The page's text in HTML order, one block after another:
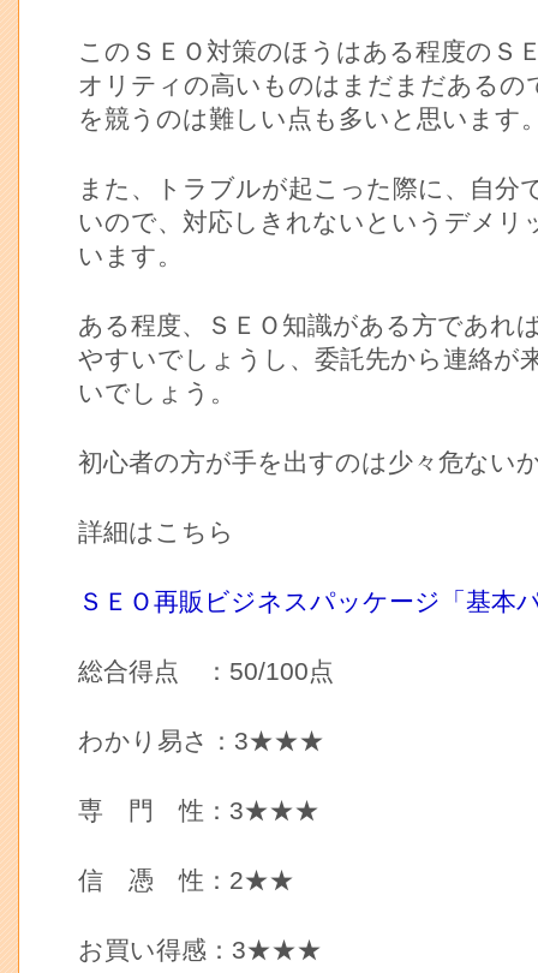
このＳＥＯ対策のほうはある程度のＳ
オリティの高いものはまだまだあるの
を競うのは難しい点も多いと思います
また、トラブルが起こった際に、自分
いので、対応しきれないというデメリ
います。
ある程度、ＳＥＯ知識がある方であれ
やすいでしょうし、委託先から連絡が
いでしょう。
初心者の方が手を出すのは少々危ない
詳細はこちら
ＳＥＯ再販ビジネスパッケージ「基本
総合得点 ：50/100点
わかり易さ：3★★★
専 門 性：3★★★
信 憑 性：2★★
お買い得感：3★★★